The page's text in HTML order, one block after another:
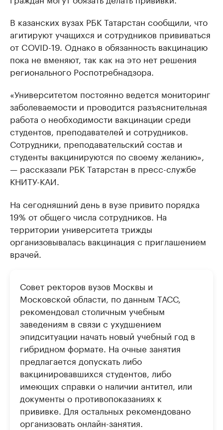
В казанских вузах РБК Татарстан сообщили, что
агитируют учащихся и сотрудников прививаться
от COVID-19. Однако в обязанность вакцинацию
пока не вменяют, так как на это нет решения
регионального Роспотребнадзора.
«Университетом постоянно ведется мониторинг
заболеваемости и проводится разъяснительная
работа о необходимости вакцинации среди
студентов, преподавателей и сотрудников.
Сотрудники, преподавательский состав и
студенты вакцинируются по своему желанию»,
— рассказали РБК Татарстан в пресс-службе
КНИТУ-КАИ.
На сегодняшний день в вузе привито порядка
19% от общего числа сотрудников. На
территории университета трижды
организовывалась вакцинация с приглашением
врачей.
Совет ректоров вузов Москвы и
Московской области, по данным ТАСС,
рекомендовал столичным учебным
заведениям в связи с ухудшением
эпидситуации начать новый учебный год в
гибридном формате. На очные занятия
предлагается допускать либо
вакцинировавшихся студентов, либо
имеющих справки о наличии антител, или
документы о противопоказаниях к
прививке. Для остальных рекомендовано
организовать онлайн-занятия.